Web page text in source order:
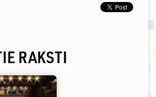
RAKSTI